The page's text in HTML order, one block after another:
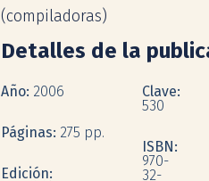
(compiladoras)
Detalles de la
Año: 2006
Páginas: 275 pp.
Edición:
Clave:
530
ISBN:
970-
32-